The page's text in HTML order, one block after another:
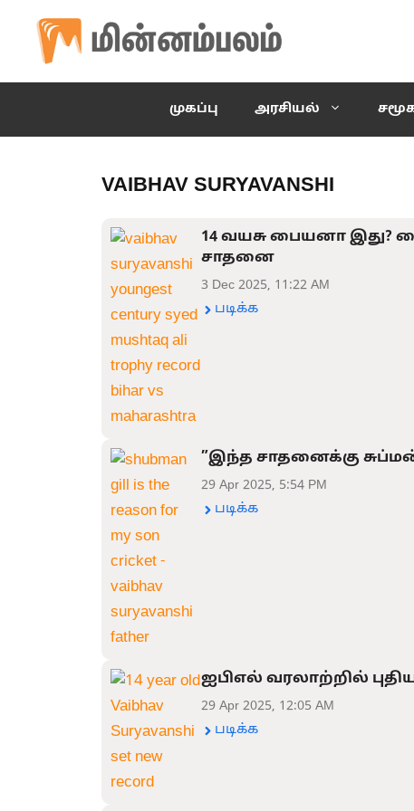
content
முகப்பு அரசியல்
VAIBHAV SURYAVANSHI
14 வயசு பையனா இது?
சாதனை
3 Dec 2025, 11:22 AM
படிக்க
”இந்த சாதனைக்கு
29 Apr 2025, 5:54 PM
படிக்க
ஐபிஎல் வரலாற்றில்
29 Apr 2025, 12:05 AM
படிக்க